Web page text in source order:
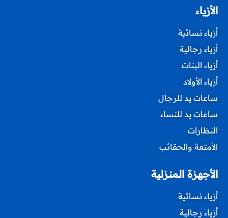
الأزياء
أزياء نسائية
أزياء رجالية
أزياء البنات
أزياء الأولاد
ساعات يد للرجال
ساعات يد للنساء
النظارات
الأمتعة والحقائب
الأجهزة المنزلية
أزياء نسائية
أزياء رجالية